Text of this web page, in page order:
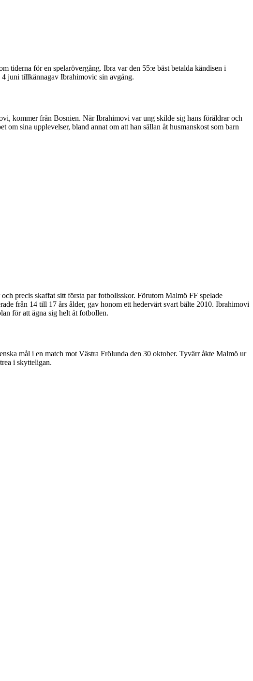
tiderna för en spelarövergång. Ibra var den 55:e bäst betalda kändisen i
juni tillkännagav Ibrahimovic sin avgång.
kommer från Bosnien. När Ibrahimovi var ung skilde sig hans föräldrar och
sina upplevelser, bland annat om att han sällan åt husmanskost som barn
precis skaffat sitt första par fotbollsskor. Förutom Malmö FF spelade
från 14 till 17 års ålder, gav honom ett hedervärt svart bälte 2010. Ibrahimovi
för att ägna sig helt åt fotbollen.
mål i en match mot Västra Frölunda den 30 oktober. Tyvärr åkte Malmö ur
i skytteligan.